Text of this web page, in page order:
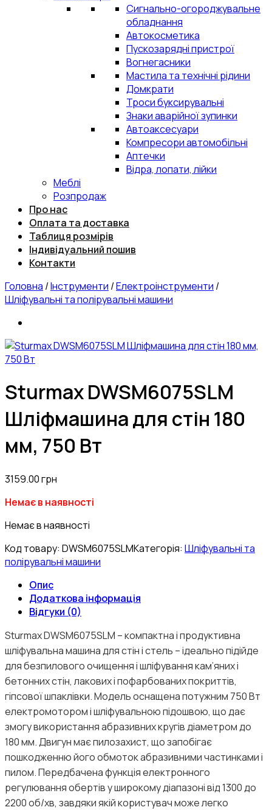
Сигнально-огороджувальне
обладнання
Автокосметика
Пускозарядні пристрої
Вогнегасники
Мастила та технічні рідини
Домкрати
Троси буксирувальні
Знаки аварійної зупинки
Автоаксесуари
Компресори автомобільні
Аптечки
Відра, лопати, лійки
Меблі
Розпродаж
Про нас
Оплата та доставка
Таблиця розмірів
Індивідуальний пошив
Контакти
Головна /Інструменти /Електроінструменти /
Шліфувальні та полірувальні машини
Sturmax DWSM6075SLM
Шліфмашина для стін 180
мм, 750 Вт
3159.00грн
Немає в наявності
Немає в наявності
Код товару: DWSM6075SLMКатегорія: Шліфувальні та
полірувальні машини
Опис
Додаткова інформація
Відгуки (0)
Sturmax DWSM6075SLM – компактна і продуктивна
шліфувальна машина для стін і стель – ідеально підійде
для безпилового очищення і шліфування кам’яних і
бетонних стін, лакових і пофарбованих покриттів,
гіпсової шпаклівки. Модель оснащена потужним 750 Вт
електромотором і шліфувальною підошвою, що дає
змогу використання абразивних кругів діаметром до
180 мм. Двигун має пилозахист, що запобігає
пошкодженню його обмоток абразивними частинками і
пилом. Передбачена функція електронного
регулювання обертів у широкому діапазоні від 1300 до
2200 об/хв, завдяки якій користувач може легко